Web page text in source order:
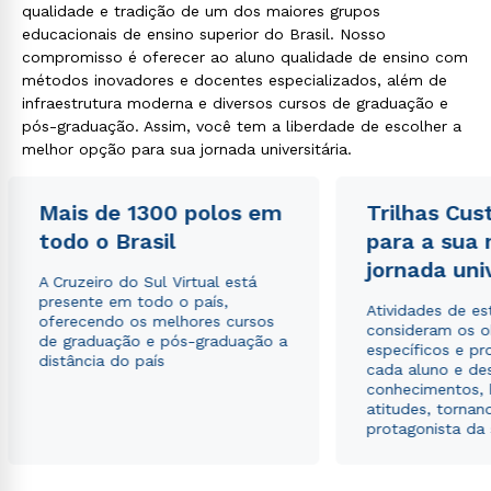
qualidade e tradição de um dos maiores grupos
educacionais de ensino superior do Brasil. Nosso
compromisso é oferecer ao aluno qualidade de ensino com
métodos inovadores e docentes especializados, além de
infraestrutura moderna e diversos cursos de graduação e
pós-graduação. Assim, você tem a liberdade de escolher a
melhor opção para sua jornada universitária.
Mais de 1300 polos em
todo o Brasil
A Cruzeiro do Sul Virtual está
presente em todo o país,
oferecendo os melhores cursos
de graduação e pós-graduação a
distância do país
Trilhas
para a sua
jornada
Atividades de
consideram os
específicos e
cada aluno e
conhecimentos,
atitudes,
protagonista da
Rápido e fácil
WhatsApp
ou
Estou de acordo com aPolítica de Privacidade.
autorizo que meus dados sejam utilizados para o
envio de conteúdos da Cruzeiro do Sul.